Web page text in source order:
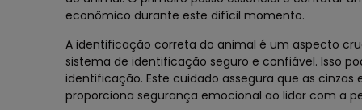
econômico durante este difícil momento.
A identificação correta do animal é um aspecto
sistema de identificação seguro e confiável. Isso
identificação. Este cuidado assegura que as
proporciona segurança emocional ao lidar com a